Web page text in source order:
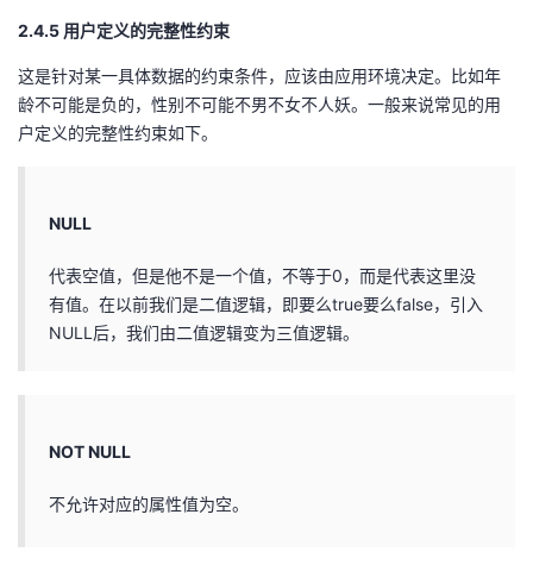
2.4.5 用户定义的完整性约束
这是针对某一具体数据的约束条件，应该由应用环境决定。比如年
龄不可能是负的，性别不可能不男不女不人妖。一般来说常见的用
户定义的完整性约束如下。
NULL
代表空值，但是他不是一个值，不等于0，而是代表这里没
有值。在以前我们是二值逻辑，即要么true要么false，引入
NULL后，我们由二值逻辑变为三值逻辑。
NOT NULL
不允许对应的属性值为空。